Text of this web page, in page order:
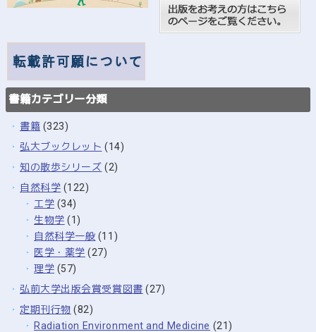
書籍カテゴリー分類
書籍 (323)
弘大ブックレット (14)
知の散歩シリーズ (2)
自然科学 (122)
工学 (34)
生物学 (1)
自然科学一般 (11)
医学・薬学 (27)
理学 (57)
弘前大学出版会賞受賞図書 (27)
定期刊行物 (82)
Radiation Environment and Medicine (21)